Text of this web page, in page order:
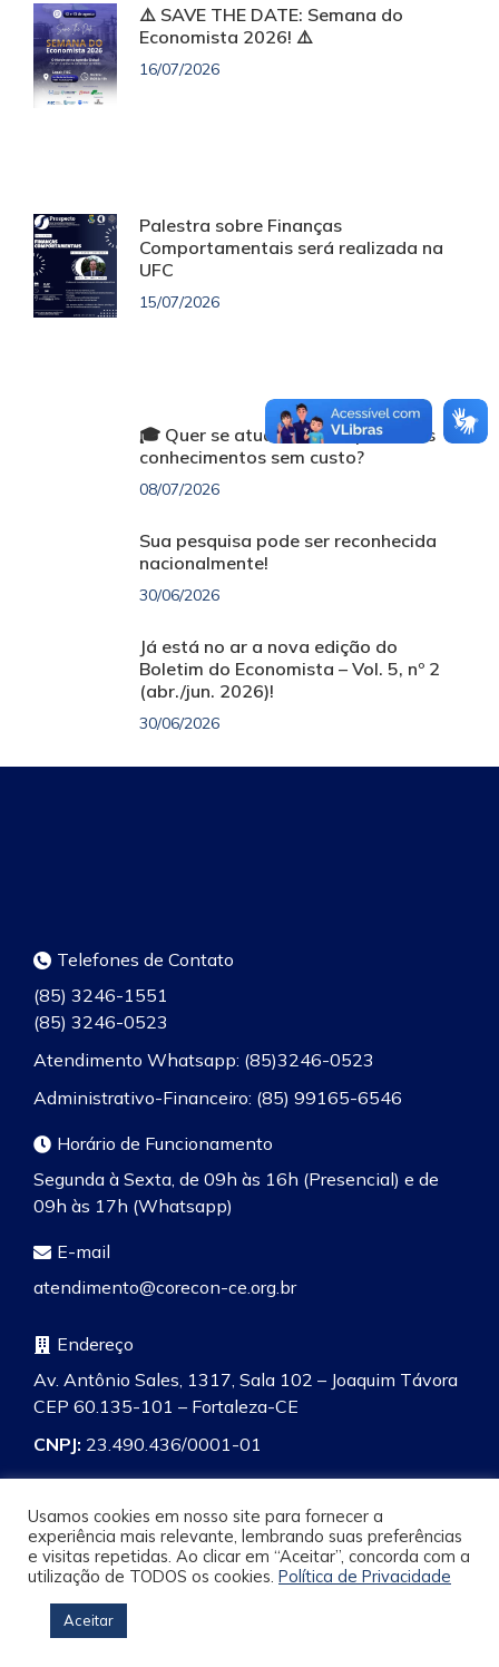
⚠️ SAVE THE DATE: Semana do
Economista 2026! ⚠️
16/07/2026
Palestra sobre Finanças
Comportamentais será realizada na
UFC
15/07/2026
🎓 Quer se atualizar e ampliar seus
conhecimentos sem custo?
08/07/2026
Sua pesquisa pode ser reconhecida
nacionalmente!
30/06/2026
Já está no ar a nova edição do
Boletim do Economista – Vol. 5, nº 2
(abr./jun. 2026)!
30/06/2026
Telefones de Contato
(85) 3246-1551
(85) 3246-0523
Atendimento Whatsapp: (85)3246-0523
Administrativo-Financeiro: (85) 99165-6546
Horário de Funcionamento
Segunda à Sexta, de 09h às 16h (Presencial) e de
09h às 17h (Whatsapp)
E-mail
atendimento@corecon-ce.org.br
Endereço
Av. Antônio Sales, 1317, Sala 102 – Joaquim Távora
CEP 60.135-101 – Fortaleza-CE
CNPJ: 23.490.436/0001-01
Pesquisa
Usamos cookies em nosso site para fornecer a
experiência mais relevante, lembrando suas preferências
e visitas repetidas. Ao clicar em “Aceitar”, concorda com a
utilização de TODOS os cookies. Política de Privacidade
Aceitar